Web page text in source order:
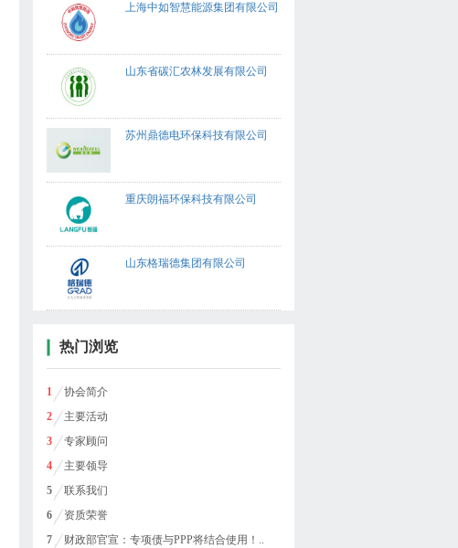
上海中如智慧能源集团有限公司
山东省碳汇农林发展有限公司
苏州鼎德电环保科技有限公司
重庆朗福环保科技有限公司
山东格瑞德集团有限公司
热门浏览
1
协会简介
2
主要活动
3
专家顾问
4
主要领导
5
联系我们
6
资质荣誉
7
财政部官宣：专项债与PPP将结合使用！..